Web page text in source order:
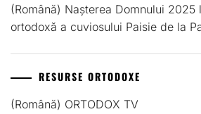
(Română) Nașterea Domnului 2025
ortodoxă a cuviosului Paisie de la
RESURSE ORTODOXE
(Română) ORTODOX TV